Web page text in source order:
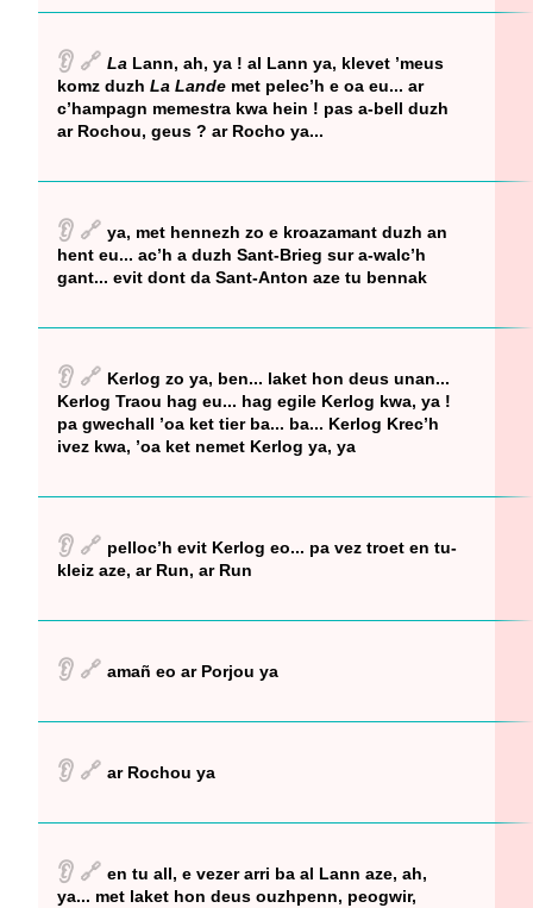
👂 🔗 La Lann, ah, ya ! al Lann ya, klevet ’meus
komz duzh La Lande met pelec’h e oa eu... ar
c’hampagn memestra kwa hein ! pas a-bell duzh
ar Rochou, geus ? ar Rocho ya...
👂 🔗 ya, met hennezh zo e kroazamant duzh an
hent eu... ac’h a duzh Sant-Brieg sur a-walc’h
gant... evit dont da Sant-Anton aze tu bennak
👂 🔗 Kerlog zo ya, ben... laket hon deus unan...
Kerlog Traou hag eu... hag egile Kerlog kwa, ya !
pa gwechall ’oa ket tier ba... ba... Kerlog Krec’h
ivez kwa, ’oa ket nemet Kerlog ya, ya
👂 🔗 pelloc’h evit Kerlog eo... pa vez troet en tu-
kleiz aze, ar Run, ar Run
👂 🔗 amañ eo ar Porjou ya
👂 🔗 ar Rochou ya
👂 🔗 en tu all, e vezer arri ba al Lann aze, ah,
ya... met laket hon deus ouzhpenn, peogwir,